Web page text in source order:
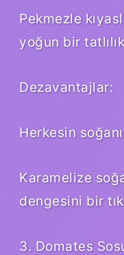
Pekmezle
yoğun bir
Dezavantajlar:
Herkesin
Karamelize
dengesini bir
3. Domates